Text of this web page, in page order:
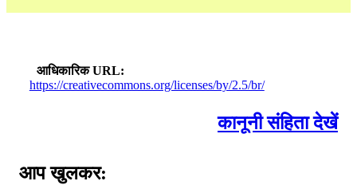
आधिकारिक URL
https://creativecommons.org/licenses/by/2.5/br/
कानूनी संहिता देखें
आप खुलकर: